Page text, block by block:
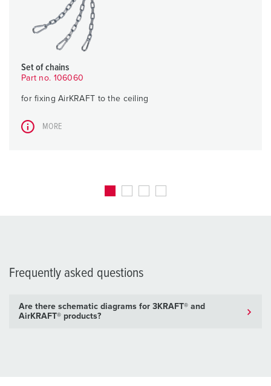
Set of chains
Part no. 106060
for fixing AirKRAFT to the ceiling
MORE
Frequently asked questions
Are there schematic diagrams for 3KRAFT® and
AirKRAFT® products?